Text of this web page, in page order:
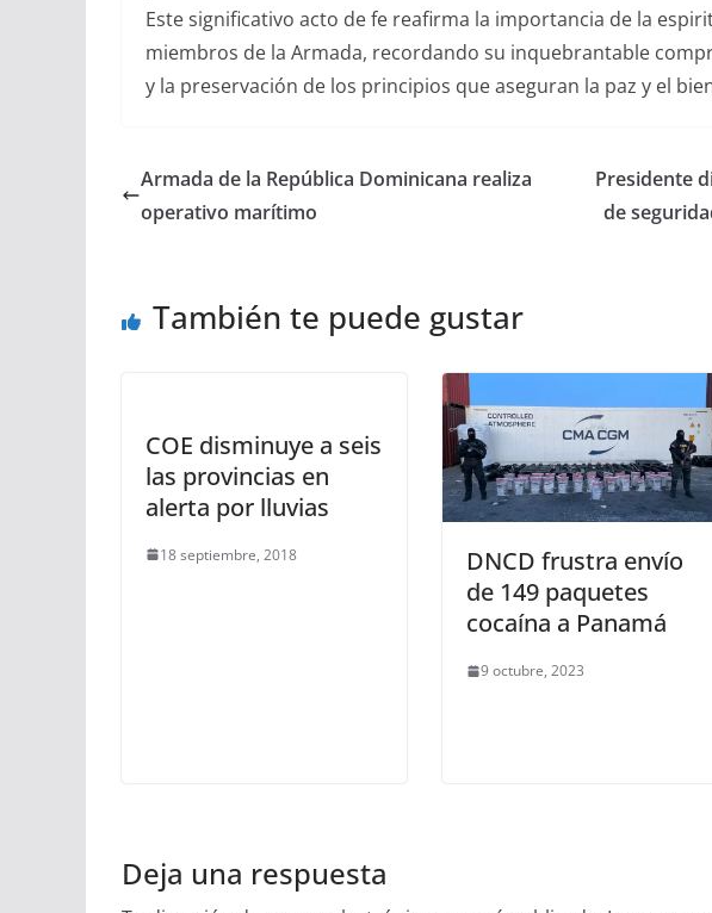
Este significativo acto de fe reafirma la importancia de la
miembros de la Armada, recordando su inquebrantable
y la preservación de los principios que aseguran la paz y el
Armada de la República Dominicana realiza
operativo marítimo
Presidente
de
También te puede gustar
COE disminuye a seis
las provincias en
alerta por lluvias
18 septiembre, 2018
DNCD frustra envío
de 149 paquetes
cocaína a Panamá
9 octubre, 2023
Deja una respuesta